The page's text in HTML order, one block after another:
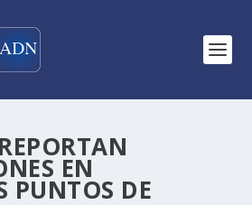
REPORTAN
EN
PUNTOS DE